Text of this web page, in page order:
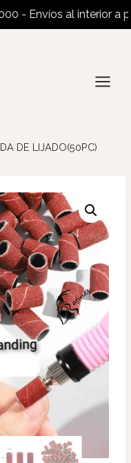
al interior a partir
DE LIJADO(50PC)